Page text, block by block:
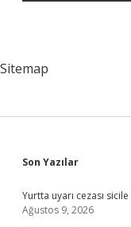
Sitemap
Sidebar
Son Yazılar
Yurtta uyarı cezası
Ağustos 9, 2026